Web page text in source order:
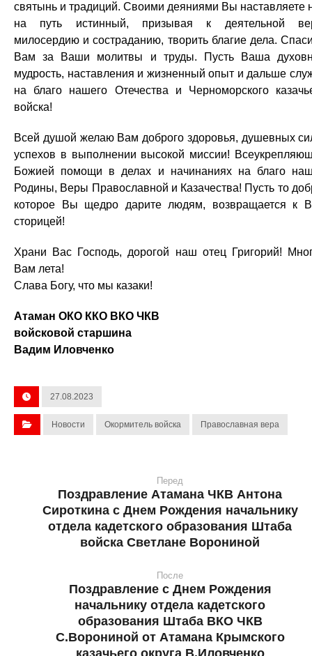
святынь и традиций. Своими деяниями Вы наставляете
на путь истинный, призывая к деятельной
милосердию и состраданию, творить благие дела.
Вам за Ваши молитвы и труды. Пусть Ваша
мудрость, наставления и жизненный опыт и дальше
на благо нашего Отечества и Черноморского
войска!
Всей душой желаю Вам доброго здоровья, душевных
успехов в выполнении высокой миссии!
Божией помощи в делах и начинаниях на благо
Родины, Веры Православной и Казачества! Пусть то
которое Вы щедро дарите людям, возвращается к
сторицей!
Храни Вас Господь, дорогой наш отец Григорий!
Вам лета!
Слава Богу, что мы казаки!
Атаман ОКО ККО ВКО ЧКВ
войсковой старшина
Вадим Иловченко
27.08.2023
Новости Окормитель войска Православная вера
Перед
Поздравление Атамана ЧКВ Антона
Сироткина с Днем Рождения начальнику
отдела кадетского образования Штаба
войска Светлане Ворониной
После
Поздравление с Днем Рождения
начальнику отдела кадетского
образования Штаба ВКО ЧКВ
С.Ворониной от Атамана Крымского